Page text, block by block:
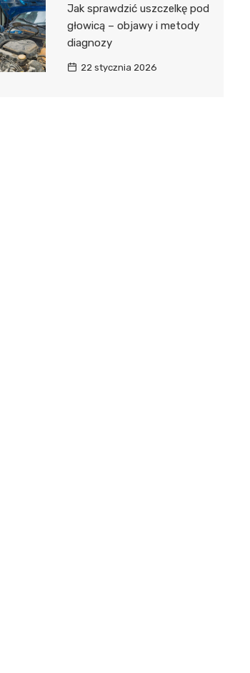
Jak sprawdzić uszczelkę pod
głowicą – objawy i metody
diagnozy
22 stycznia 2026